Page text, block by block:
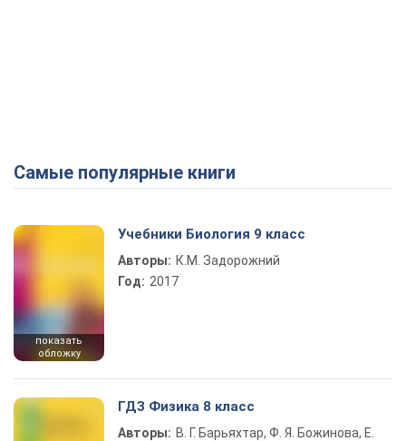
Самые популярные книги
показать
обложку
Учебники Биология 9 класс
Авторы: К.М. Задорожний
Год: 2017
ГДЗ Физика 8 класс
Авторы: В. Г. Барьяхтар, Ф. Я. Божинова, Е.